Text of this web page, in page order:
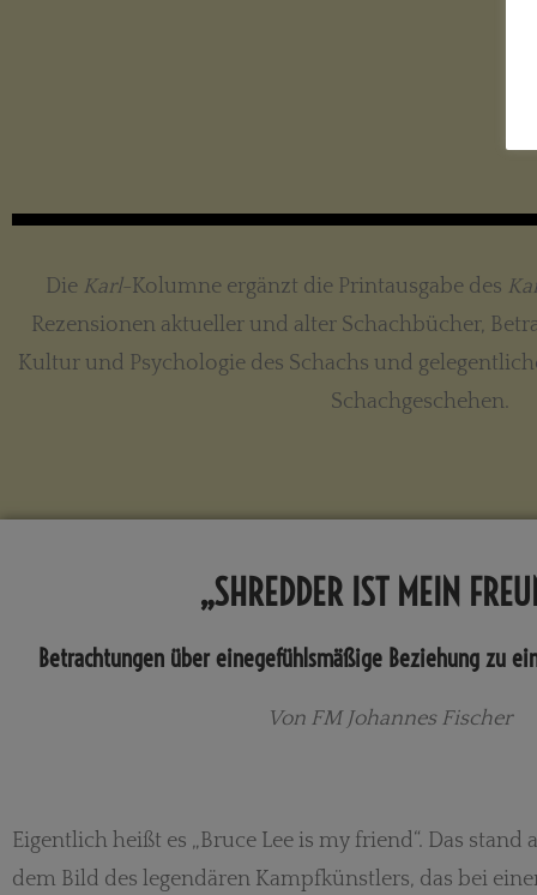
Die Karl-Kolumne ergänzt die Printausgabe des
Rezensionen aktueller und alter Schachbücher,
Kultur und Psychologie des Schachs und
Schachgeschehen.
„SHREDDER IST MEIN
Betrachtungen über einegefühlsmäßige Beziehung zu
Von FM Johannes Fischer
Eigentlich heißt es „Bruce Lee is my friend“. Das
dem Bild des legendären Kampfkünstlers, das bei